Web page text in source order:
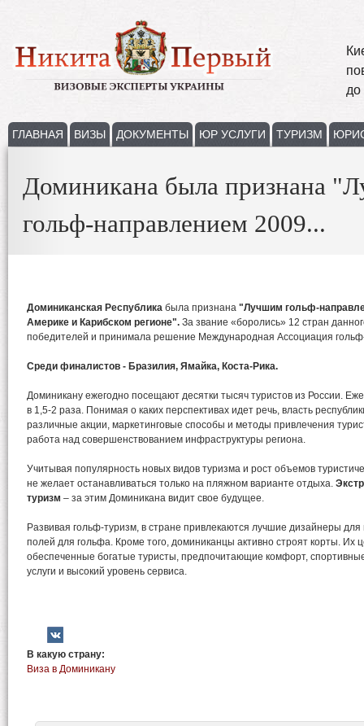
до
ГЛАВНАЯ ВИЗЫ ДОКУМЕНТЫ ЮР УСЛУГИ ТУРИЗМ
Доминикана была признана
гольф-направлением 2009...
Доминиканская Республика была признана "Лучшим гольф-
Америке и Карибском регионе". За звание «боролись» 12 стран
победителей и принимала решение Международная Ассоциация
Среди финалистов - Бразилия, Ямайка, Коста-Рика.
Доминикану ежегодно посещают десятки тысяч туристов из России.
в 1,5-2 раза. Понимая о каких перспективах идет речь, власть
различные акции, маркетинговые способы и методы привлечения
работа над совершенствованием инфраструктуры региона.
Учитывая популярность новых видов туризма и рост объемов
не желает останавливаться только на пляжном варианте отдыха.
туризм – за этим Доминикана видит свое будущее.
Развивая гольф-туризм, в стране привлекаются лучшие дизайнеры для
полей для гольфа. Кроме того, доминиканцы активно строят корты. Их
обеспеченные богатые туристы, предпочитающие комфорт,
услуги и высокий уровень сервиса.
В какую страну:
Виза в Доминикану